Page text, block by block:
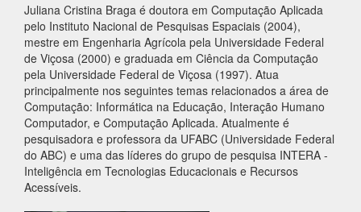
Juliana Cristina Braga é doutora em Computação Aplicada
pelo Instituto Nacional de Pesquisas Espaciais (2004),
mestre em Engenharia Agrícola pela Universidade Federal
de Viçosa (2000) e graduada em Ciência da Computação
pela Universidade Federal de Viçosa (1997). Atua
principalmente nos seguintes temas relacionados a área de
Computação: Informática na Educação, Interação Humano
Computador, e Computação Aplicada. Atualmente é
pesquisadora e professora da UFABC (Universidade Federal
do ABC) e uma das líderes do grupo de pesquisa INTERA -
Inteligência em Tecnologias Educacionais e Recursos
Acessíveis.